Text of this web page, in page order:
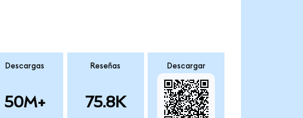
Descargas
50M+
Reseñas
75.8K
Descargar